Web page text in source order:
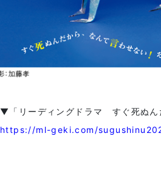
▼「リーディングドラマ すぐ死ぬん
https://ml-geki.com/